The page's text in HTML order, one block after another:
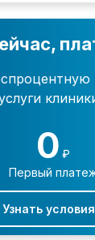
0 ₽
Первый
Узнать условия